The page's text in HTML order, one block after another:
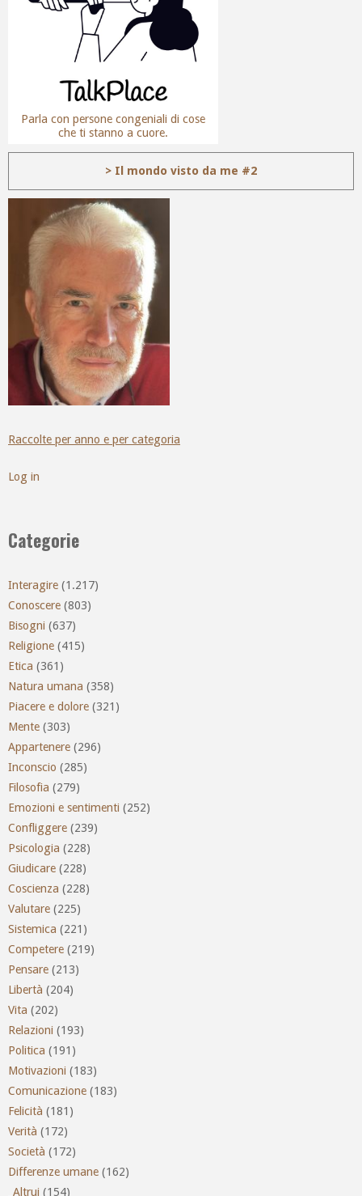
Parla con persone congeniali di cose
che ti stanno a cuore.
> Il mondo visto da me #2
Raccolte per anno e per categoria
Log in
Categorie
Interagire (1.217)
Conoscere (803)
Bisogni (637)
Religione (415)
Etica (361)
Natura umana (358)
Piacere e dolore (321)
Mente (303)
Appartenere (296)
Inconscio (285)
Filosofia (279)
Emozioni e sentimenti (252)
Confliggere (239)
Psicologia (228)
Giudicare (228)
Coscienza (228)
Valutare (225)
Sistemica (221)
Competere (219)
Pensare (213)
Libertà (204)
Vita (202)
Relazioni (193)
Politica (191)
Motivazioni (183)
Comunicazione (183)
Felicità (181)
Verità (172)
Società (172)
Differenze umane (162)
_Altrui (154)